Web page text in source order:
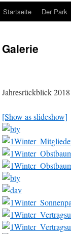
Startseite Der Park
Galerie
Jahresrückblick 2018
[Show as slideshow]